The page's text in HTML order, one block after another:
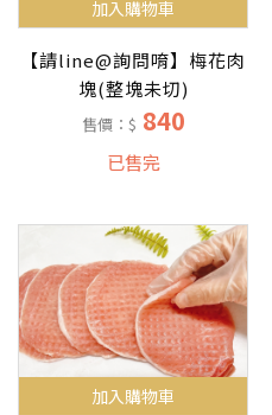
加入購物車
【請line@詢問唷】梅花肉
塊(整塊未切)
售價：$ 840
已售完
加入購物車